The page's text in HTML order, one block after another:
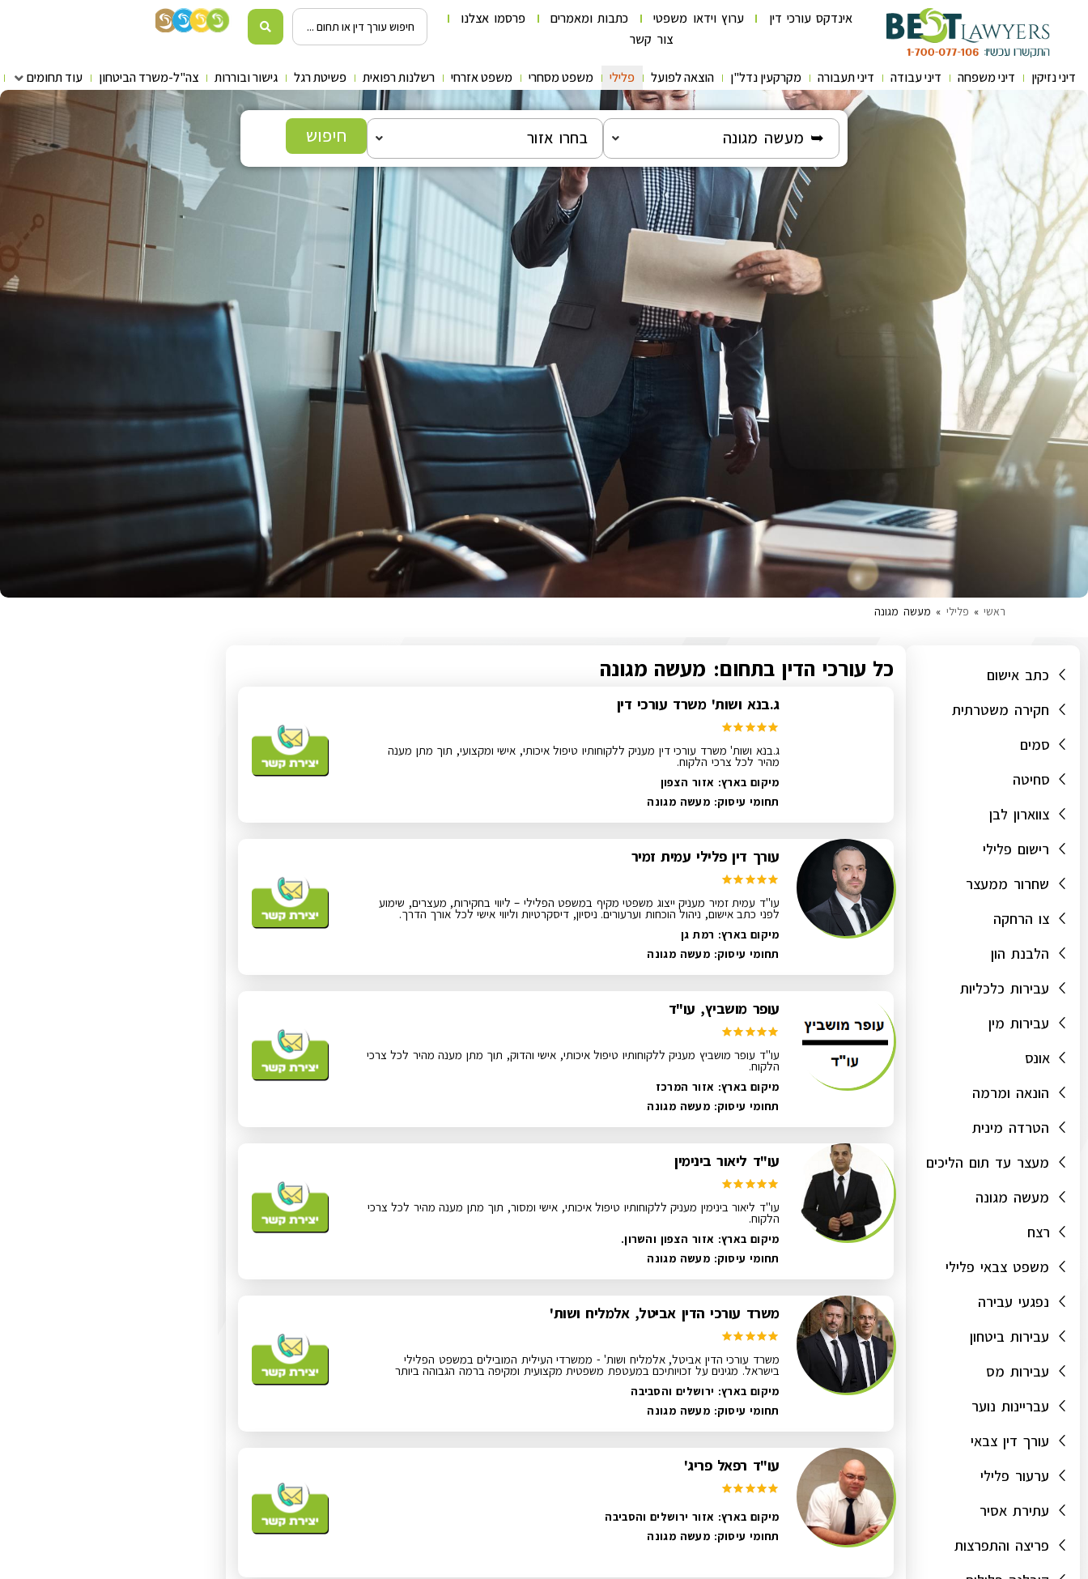
אינדקס עורכי דין ערוץ וידאו משפטי כתבות ומאמרים
פרסמו אצלנו
צור קשר
דיני נזיקין דיני משפחה דיני עבודה דיני תעבורה מקרקעין נדל"ן הוצאה לפועל פלילי משפט מסחרי משפט אזרחי רשלנות רפואית פשיטת רגל גישור ובוררות צה"ל-משרד הביטחון עוד תחומים
➥ מעשה מגונה בחרו אזור חיפוש
ראשי » פלילי » מעשה מגונה
כתב אישום
חקירה משטרתית
סמים
סחיטה
צווארון לבן
רישום פלילי
שחרור ממעצר
צו הרחקה
הלבנת הון
עבירות כלכליות
עבירות מין
אונס
הונאה ומרמה
הטרדה מינית
מעצר עד תום הליכים
מעשה מגונה
רצח
משפט צבאי פלילי
נפגעי עבירה
עבירות ביטחון
עבירות מס
עבריינות נוער
עורך דין צבאי
ערעור פלילי
עתירת אסיר
פריצה והתפרצות
כל עורכי הדין בתחום: מעשה מגונה
ג.בנא ושות' משרד עורכי דין
ג.בנא ושות' משרד עורכי דין מעניק ללקוחותיו טיפול איכותי, אישי ומקצועי, תוך מתן מענה
מהיר לכל צרכי הלקוח.
מיקום בארץ: אזור הצפון
תחומי עיסוק:מעשה מגונה
עורך דין פלילי עמית זמיר
עו"ד עמית זמיר מעניק ייצוג משפטי מקיף במשפט הפלילי – ליווי בחקירות, מעצרים, שימוע
לפני כתב אישום, ניהול הוכחות וערעורים. ניסיון, דיסקרטיות וליווי אישי לכל אורך הדרך.
מיקום בארץ: רמת גן
תחומי עיסוק:מעשה מגונה
עופר מושביץ, עו"ד
עו"ד עופר מושביץ מעניק ללקוחותיו טיפול איכותי, אישי והדוק, תוך מתן מענה מהיר לכל צרכי
הלקוח.
מיקום בארץ: אזור המרכז
תחומי עיסוק:מעשה מגונה
עו"ד ליאור בינימין
עו"ד ליאור בינימין מעניק ללקוחותיו טיפול איכותי, אישי ומסור, תוך מתן מענה מהיר לכל צרכי
הלקוח.
מיקום בארץ: אזור הצפון והשרון.
תחומי עיסוק:מעשה מגונה
משרד עורכי הדין אביטל, אלמליח ושות'
משרד עורכי הדין אביטל, אלמליח ושות' - ממשרדי העילית המובילים במשפט הפלילי
בישראל. מגינים על זכויותיכם במעטפת משפטית מקצועית ומקיפה ברמה הגבוהה ביותר
מיקום בארץ: ירושלים והסביבה
תחומי עיסוק:מעשה מגונה
עו"ד רפאל פריג'
מיקום בארץ: אזור ירושלים והסביבה
תחומי עיסוק:מעשה מגונה